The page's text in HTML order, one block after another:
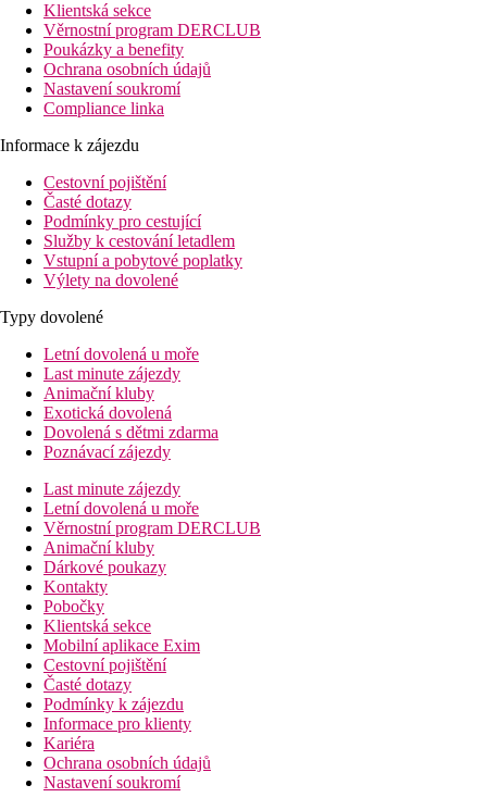
Klientská sekce
Věrnostní program DERCLUB
Poukázky a benefity
Ochrana osobních údajů
Nastavení soukromí
Compliance linka
Informace k zájezdu
Cestovní pojištění
Časté dotazy
Podmínky pro cestující
Služby k cestování letadlem
Vstupní a pobytové poplatky
Výlety na dovolené
Typy dovolené
Letní dovolená u moře
Last minute zájezdy
Animační kluby
Exotická dovolená
Dovolená s dětmi zdarma
Poznávací zájezdy
Last minute zájezdy
Letní dovolená u moře
Věrnostní program DERCLUB
Animační kluby
Dárkové poukazy
Kontakty
Pobočky
Klientská sekce
Mobilní aplikace Exim
Cestovní pojištění
Časté dotazy
Podmínky k zájezdu
Informace pro klienty
Kariéra
Ochrana osobních údajů
Nastavení soukromí